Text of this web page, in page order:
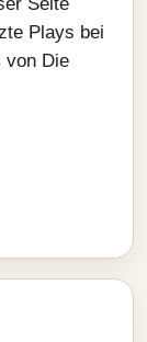
Plays bei
von Die